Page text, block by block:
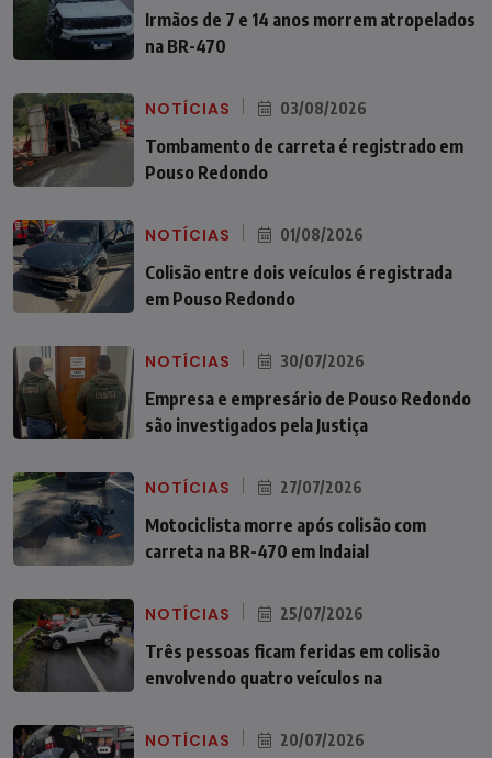
Irmãos de 7 e 14 anos morrem atropelados
na BR-470
NOTÍCIAS 03/08/2026
Tombamento de carreta é registrado em
Pouso Redondo
NOTÍCIAS 01/08/2026
Colisão entre dois veículos é registrada
em Pouso Redondo
NOTÍCIAS 30/07/2026
Empresa e empresário de Pouso Redondo
são investigados pela Justiça
NOTÍCIAS 27/07/2026
Motociclista morre após colisão com
carreta na BR-470 em Indaial
NOTÍCIAS 25/07/2026
Três pessoas ficam feridas em colisão
envolvendo quatro veículos na
NOTÍCIAS 20/07/2026